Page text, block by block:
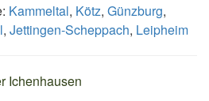
Kammeltal, Kötz, Günzburg,
, Jettingen-Scheppach, Leipheim
Ichenhausen